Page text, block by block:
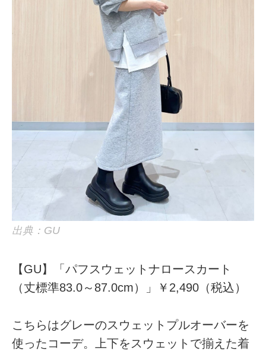
出典：GU
【GU】「パフスウェットナロースカート
（丈標準83.0～87.0cm）」￥2,490（税込）
こちらはグレーのスウェットプルオーバーを
使ったコーデ。上下をスウェットで揃えた着